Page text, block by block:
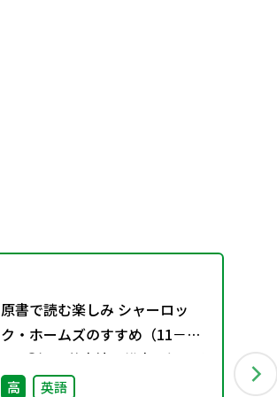
原書で読む楽しみ シャーロッ
ク・ホームズのすすめ（11－
136②）―英文法と構文理解の教
材としての活用―
高 英語